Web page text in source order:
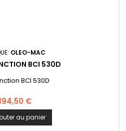
OLEO-MAC
BCI 530D
BCI 530D
€
au panier